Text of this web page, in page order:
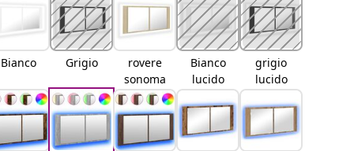
Bianco Grigio
rovere
sonoma
Bianco
lucido
grigio
lucido